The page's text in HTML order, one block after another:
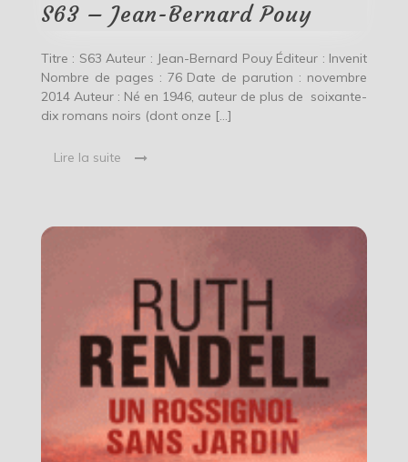
S63 – Jean-Bernard Pouy
Titre : S63 Auteur : Jean-Bernard Pouy Éditeur : Invenit
Nombre de pages : 76 Date de parution : novembre
2014 Auteur : Né en 1946, auteur de plus de soixante-
dix romans noirs (dont onze […]
Lire la suite